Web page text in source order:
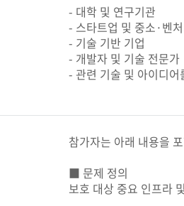
- 대학 및 연구기관
- 스타트업 및 중소·벤
- 기술 기반 기업
- 개발자 및 기술 전문가
- 관련 기술 및 아이디
참가자는 아래 내용을
■ 문제 정의
보호 대상 중요 인프라